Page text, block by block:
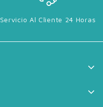
Servicio Al Cliente 24 Horas